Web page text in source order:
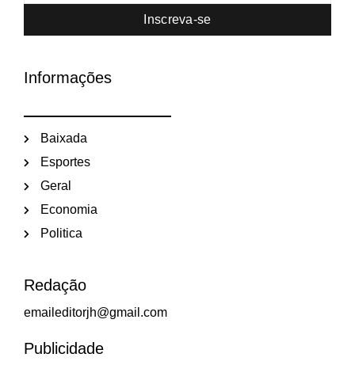
Inscreva-se
Informações
Baixada
Esportes
Geral
Economia
Politica
Redação
emaileditorjh@gmail.com
Publicidade